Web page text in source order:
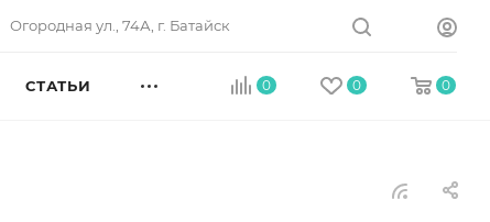
Огородная ул., 74А, г. Батайск
0 0 0
СТАТЬИ